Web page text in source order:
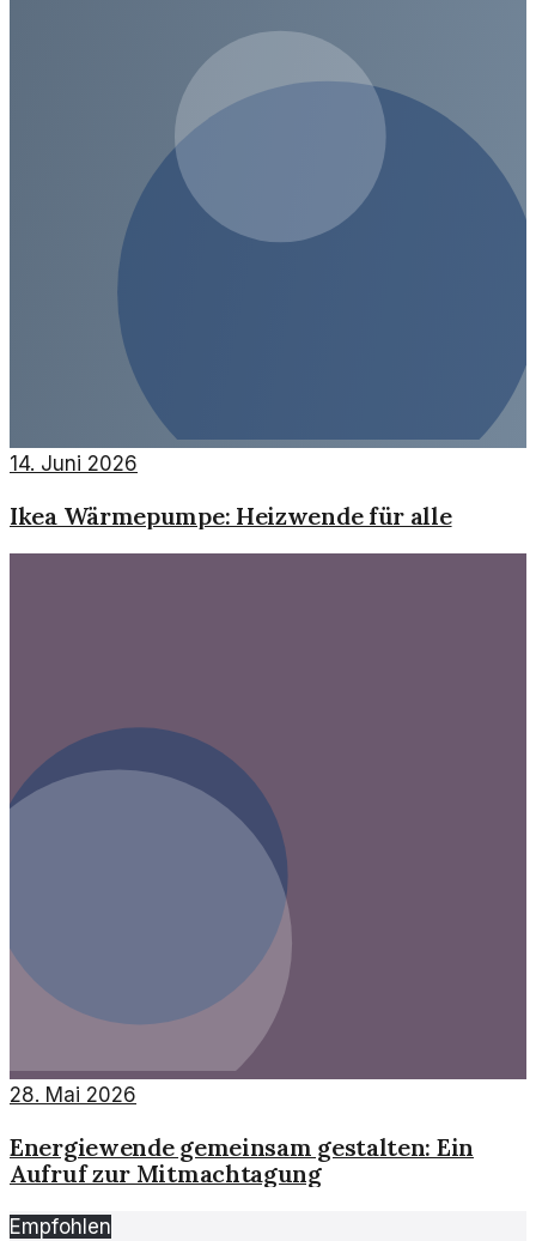
14. Juni 2026
Ikea Wärmepumpe: Heizwende für alle
28. Mai 2026
Energiewende gemeinsam gestalten: Ein
Aufruf zur Mitmachtagung
Empfohlen